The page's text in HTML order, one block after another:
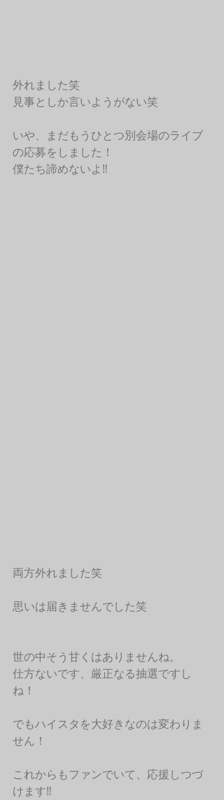
外れました笑
見事としか言いようがない笑
いや、まだもうひとつ別会場のライブ
の応募をしました！
僕たち諦めないよ‼︎
両方外れました笑
思いは届きませんでした笑
世の中そう甘くはありませんね。
仕方ないです、厳正なる抽選ですし
ね！
でもハイスタを大好きなのは変わりま
せん！
これからもファンでいて、応援しつづ
けます‼︎